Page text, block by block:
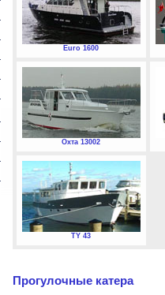
Euro 1600
Охта 13002
TY 43
Прогулочные катера